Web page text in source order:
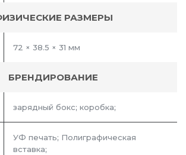
РАЗМЕРЫ
72 × 38.5 × 31 мм
БРЕНДИРОВАНИЕ
зарядный бокс; коробка;
УФ печать; Полиграфическая
вставка;